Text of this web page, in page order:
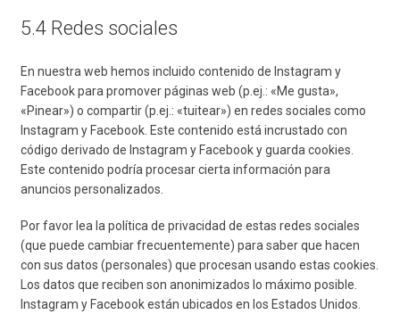
5.4 Redes sociales
En nuestra web hemos incluido contenido de Instagram y
Facebook para promover páginas web (p.ej.: «Me gusta»,
«Pinear») o compartir (p.ej.: «tuitear») en redes sociales como
Instagram y Facebook. Este contenido está incrustado con
código derivado de Instagram y Facebook y guarda cookies.
Este contenido podría procesar cierta información para
anuncios personalizados.
Por favor lea la política de privacidad de estas redes sociales
(que puede cambiar frecuentemente) para saber que hacen
con sus datos (personales) que procesan usando estas cookies.
Los datos que reciben son anonimizados lo máximo posible.
Instagram y Facebook están ubicados en los Estados Unidos.